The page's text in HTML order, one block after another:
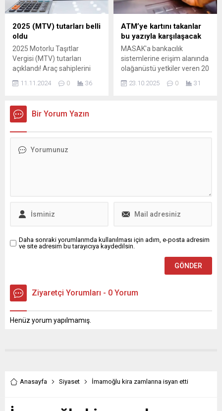
gerçekleşti; bu oran bir
önceki aya göre 3,38 puan
azalma anlamına
gelmektedir. Demografik
Dağılım ve Veri Kaynağı...
2025 (MTV) tutarları belli
oldu
2025 Motorlu Taşıtlar
Vergisi (MTV) tutarları
açıklandı! Araç sahiplerini
etkileyen yeni vergi
oranlarını öğrenin ve
keşfedin. Detaylar için
makalemizi okuyun!
11.11.2024 0 36
ATM’ye kartını takanlar
bu yazıyla karşılaşacak
MASAK'a bankacılık
sistemlerine erişim alanında
olağanüstü yetkiler veren 20
maddelik düzenlemede son
aşamaya gelindi.
23.10.2025 0 31
Bir Yorum Yazın
Daha sonraki yorumlarımda kullanılması için adım, e-posta adresim
ve site adresim bu tarayıcıya kaydedilsin.
Ziyaretçi Yorumları - 0 Yorum
Henüz yorum yapılmamış.
Anasayfa Siyaset İmamoğlu kira zamlarına isyan etti